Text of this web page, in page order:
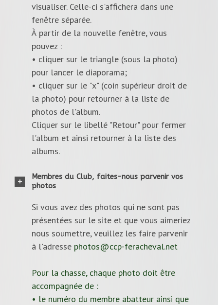
visualiser. Celle-ci s'affichera dans une
fenêtre séparée.
À partir de la nouvelle fenêtre, vous
pouvez :
• cliquer sur le triangle (sous la photo)
pour lancer le diaporama;
• cliquer sur le "x" (coin supérieur droit de
la photo) pour retourner à la liste de
photos de l'album.
Cliquer sur le libellé "Retour" pour fermer
l'album et ainsi retourner à la liste des
albums.
Membres du Club, faites-nous parvenir vos
photos
Si vous avez des photos qui ne sont pas
présentées sur le site et que vous aimeriez
nous soumettre, veuillez les faire parvenir
à l'adresse photos@ccp-feracheval.net
Pour la chasse, chaque photo doit être
accompagnée de :
• le numéro du membre abatteur ainsi que